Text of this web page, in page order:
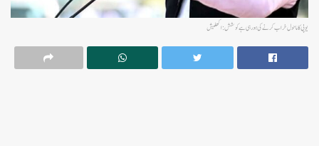
یوپی کا ماحول خراب کرنے کی ہورہی ہے کوشش:اکھلیش